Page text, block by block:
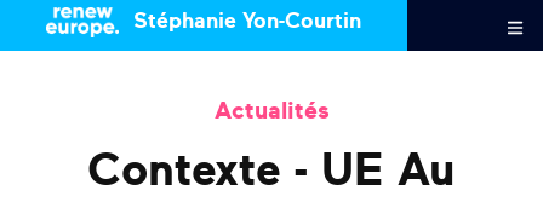
Stéphanie Yon-Courtin
Actualités
Contexte - UE Au